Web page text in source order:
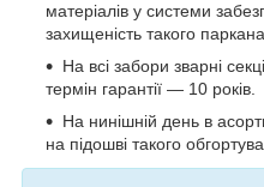
матеріалів у системи
захищеність такого паркана.
На всі забори зварні
термін гарантії — 10 років.
На нинішній день в
на підошві такого